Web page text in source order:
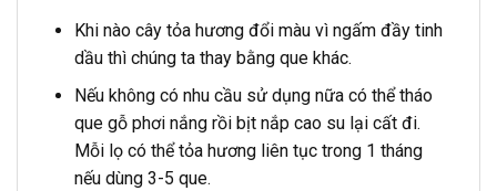
Khi nào cây tỏa hương đổi màu vì ngấm đầy tinh
dầu thì chúng ta thay bằng que khác.
Nếu không có nhu cầu sử dụng nữa có thể tháo
que gỗ phơi nắng rồi bịt nắp cao su lại cất đi.
Mỗi lọ có thể tỏa hương liên tục trong 1 tháng
nếu dùng 3-5 que.